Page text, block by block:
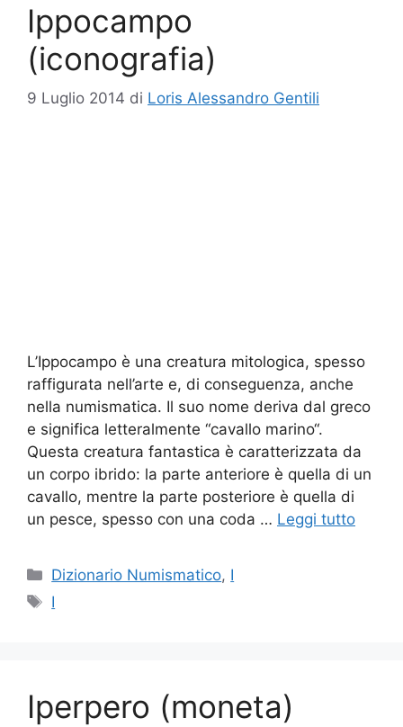
Ippocampo
(iconografia)
9 Luglio 2014 di Loris Alessandro Gentili
L’Ippocampo è una creatura mitologica, spesso
raffigurata nell’arte e, di conseguenza, anche
nella numismatica. Il suo nome deriva dal greco
e significa letteralmente “cavallo marino“.
Questa creatura fantastica è caratterizzata da
un corpo ibrido: la parte anteriore è quella di un
cavallo, mentre la parte posteriore è quella di
un pesce, spesso con una coda … Leggi tutto
Categorie
Dizionario Numismatico, I
Tag
I
Iperpero (moneta)